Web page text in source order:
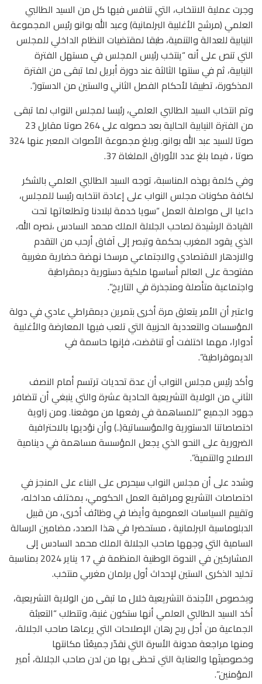
وجرت عملية الانتخاب، التي تنافس فيها كل من السيد الطالبي
العلمي (مرشح الأغلبية البرلمانية) وعبد الله بوانو رئيس المجموعة
النيابية للعدالة والتنمية، طبقا لمقتضيات النظام الداخلي للمجلس
التي تنص على أنه “ينتخب رئيس المجلس في مستهل الفترة
النيابية، ثم في سنتها الثالثة عند دورة أبريل لما تبقى من الفترة
المذكورة، تطبيقا لأحكام الفصل الثاني والستين من الدستور”.
وتم انتخاب السيد الطالبي العلمي، رئيسا لمجلس النواب لما تبقى
من الفترة النيابية الحالية بعد حصوله على 264 صوتا مقابل 23
صوتا للسيد عبد الله بوانو. وبلغ مجموعة الأصوات المعبر عنها 324
صوتا ، فيما بلغ عدد الأوراق الملغاة 37.
وفي كلمة بهذه المناسبة، توجه السيد الطالبي العلمي بالشكر
لكافة مكونات مجلس النواب على إعادة انتخابه رئيسا للمجلس،
داعيا الى مواصلة العمل “سويا خدمة لبلادنا وتطلعاتها تحت
القيادة الرشيدة لصاحب الجلالة الملك محمد السادس ،نصره الله،
الذي يقود المغرب بحكمة وتبصر إلى آفاق أرحب من التقدم
والازدهار الاقتصادي والاجتماعي مرسخا نهضة حضارية مغربية
مفتوحة على العالم أساسها ملكية دستورية ديمقراطية
واجتماعية متأصلة ومتجذرة في التاريخ”.
واعتبر أن الأمر يتعلق مرة أخرى بتمرين ديمقراطي عادي في دولة
المؤسسات والتعددية الحزبية التي تلعب فيها المعارضة والأغلبية
أدوارا، مهما اختلفت أو تناقضت، فإنها حاسمة في
الديموقراطية”.
وأكد رئيس مجلس النواب أن عدة تحديات ترتسم أمام النصف
الثاني من الولاية التشريعية الحادية عشرة والتي ينبغي أن تتضافر
جهود الجميع “للمساهمة في رفعها من موقعنا. ومن زاوية
اختصاصاتنا الدستورية والمؤسساتية(..) وأن نؤديها بالاحترافية
الضرورية على النحو الذي يجعل المؤسسة مساهمة في دينامية
الاصلاح والتنمية”.
وشدد على أن مجلس النواب سيحرص على البناء على المنجز في
اختصاصات التشريع ومراقبة العمل الحكومي، بمختلف مداخله،
وتقييم السياسات العمومية وأيضا في وظائف أخرى، من قبيل
الدبلوماسية البرلمانية ، مستحضرا في هذا الصدد، مضامين الرسالة
السامية التي وجهها صاحب الجلالة الملك محمد السادس إلى
المشاركين في الندوة الوطنية المنظمة في 17 يناير 2024 بمناسبة
تخليد الذكرى الستين لإحداث أول برلمان مغربي منتخب.
وبخصوص الأجندة التشريعية خلال ما تبقى من الولاية التشريعية،
أكد السيد الطالبي العلمي أنها ستكون غنية، وتتطلب “التعبئة
الجماعية من أجل ربح رهان الإصلاحات التي يرعاها صاحب الجلالة،
ومنها مراجعة مدونة الأسرة التي نقدّر جميعُنَا مكانتها
وخصوصيتَها والعناية التي تحظى بها من لدن صاحب الجلالة، أمير
المؤمنين”.